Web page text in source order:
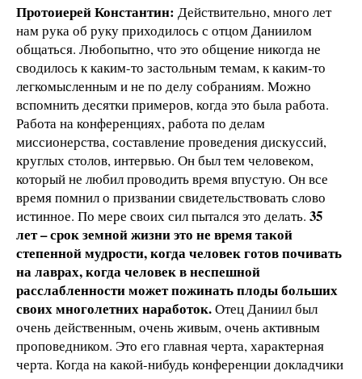
Протоиерей Константин: Действительно, много лет
нам рука об руку приходилось с отцом Даниилом
общаться. Любопытно, что это общение никогда не
сводилось к каким-то застольным темам, к каким-то
легкомысленным и не по делу собраниям. Можно
вспомнить десятки примеров, когда это была работа.
Работа на конференциях, работа по делам
миссионерства, составление проведения дискуссий,
круглых столов, интервью. Он был тем человеком,
который не любил проводить время впустую. Он все
время помнил о призвании свидетельствовать слово
истинное. По мере своих сил пытался это делать. 35
лет – срок земной жизниэто не время такой
степенной мудрости, когда человек готов почивать
на лаврах, когда человек в неспешной
расслабленности может пожинать плоды больших
своих многолетних наработок.Отец Даниил был
очень действенным, очень живым, очень активным
проповедником. Это его главная черта, характерная
черта. Когда на какой-нибудь конференции докладчики